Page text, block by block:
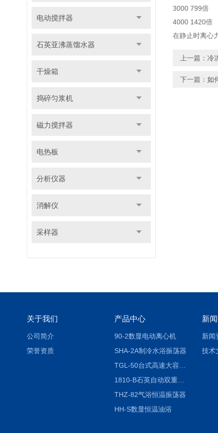
电动搅拌器
石英亚沸蒸馏水器
干燥箱
捣碎匀浆机
磁力搅拌器
电热板
分析仪器
消解仪
采样器
3000 799倍
4000 1420倍
在静止时离心
上一篇： 冷
下一篇： 如
关于我们
公司简介
荣誉资质
产品中心
90-2数显电动离心机
SHA-2A制冷水浴振荡器
1810-B石英自动双重纯水蒸馏水器
THZ-82气浴恒温振荡器
HH-S数显恒温油浴
新
新闻
技术